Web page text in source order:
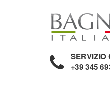
SERVIZIO
+39 345